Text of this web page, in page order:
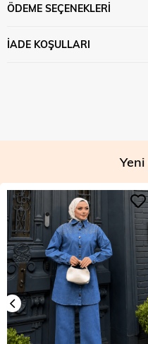
ÖDEME SEÇENEKLERI
İADE KOŞULLARI